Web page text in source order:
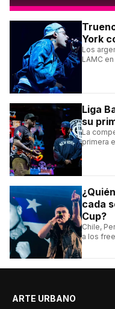
York
Los
LAMC
Liga
su
La
primera
cada
Cup?
Chile,
a los
ARTE URBANO